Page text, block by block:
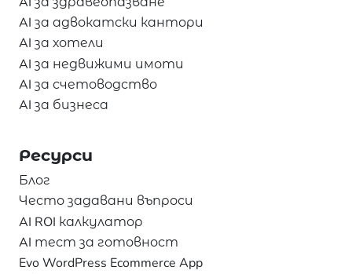
AI за адвокатски кантори
AI за хотели
AI за недвижими имоти
AI за счетоводство
AI за бизнеса
Ресурси
Блог
Често задавани въпроси
AI ROI калкулатор
AI тест за готовност
Evo WordPress Ecommerce App